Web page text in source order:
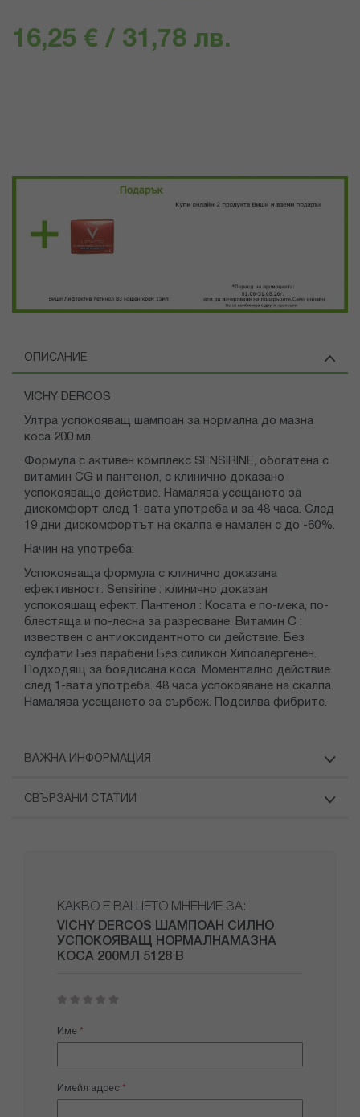
16,25 € / 31,78 лв.
ОПИСАНИЕ
VICHY DERCOS
Ултра успокояващ шампоан за нормална до мазна
коса 200 мл.
Формула с активен комплекс SENSIRINE, обогатена с
витамин CG и пантенол, с клинично доказано
успокояващо действие. Намалява усещането за
дискомфорт след 1-вата употреба и за 48 часа. След
19 дни дискомфортът на скалпа е намален с до -60%.
Начин на употреба:
Успокояваща формула с клинично доказана
ефективност: Sensirine : клинично доказан
успокояшащ ефект. Пантенол : Косата е по-мека, по-
блестяща и по-лесна за разресване. Витамин C :
извествен с антиоксидантното си действие. Без
сулфати Без парабени Без силикон Хипоалергенен.
Подходящ за боядисана коса. Моментално действие
след 1-вата употреба. 48 часа успокояване на скалпа.
Намалява усещането за сърбеж. Подсилва фибрите.
ВАЖНА ИНФОРМАЦИЯ
СВЪРЗАНИ СТАТИИ
КАКВО Е ВАШЕТО МНЕНИЕ ЗА:
VICHY DERCOS ШАМПОАН СИЛНО
УСПОКОЯВАЩ НОРМАЛНАМАЗНА
КОСА 200МЛ 5128 B
star
stars
stars
stars
stars
Име
Имейл адрес